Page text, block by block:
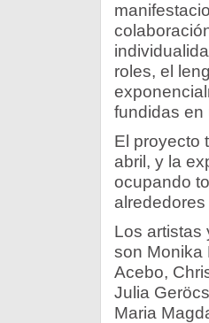
roles, el
fundidas en
El proyecto
abril, y la
ocupando
Los artistas
son Monika
Acebo,
Julia
Maria